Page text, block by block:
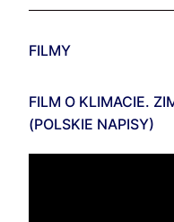
FILMY
FILM O KLIMACIE.
(POLSKIE NAPISY)